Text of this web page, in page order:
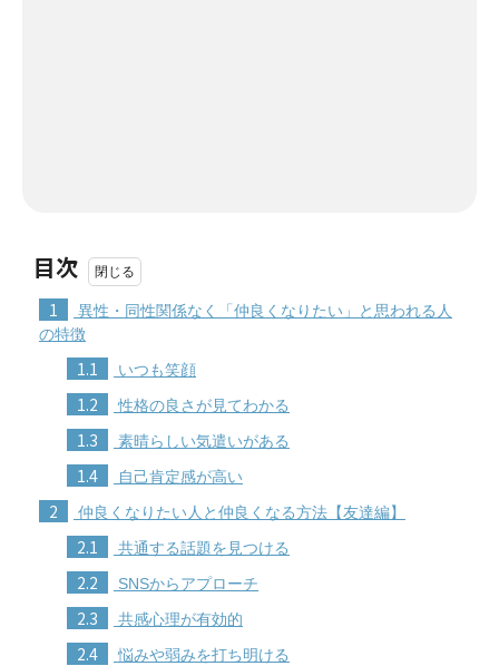
目次
1
異性・同性関係なく「仲良くなりたい」と思われる人
の特徴
1.1 いつも笑顔
1.2 性格の良さが見てわかる
1.3 素晴らしい気遣いがある
1.4 自己肯定感が高い
2 仲良くなりたい人と仲良くなる方法【友達編】
2.1 共通する話題を見つける
2.2 SNSからアプローチ
2.3 共感心理が有効的
2.4 悩みや弱みを打ち明ける